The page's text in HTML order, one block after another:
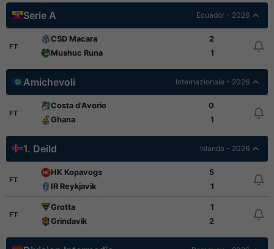
Serie A Ecuador - 2026
FT
CSD Macara
2
Mushuc Runa
1
Amichevoli Internazionale - 2026
FT
Costa d'Avorio
0
Ghana
1
1. Deild Islanda - 2026
FT
HK Kopavogs
5
IR Reykjavik
1
FT
Grotta
1
Grindavik
2